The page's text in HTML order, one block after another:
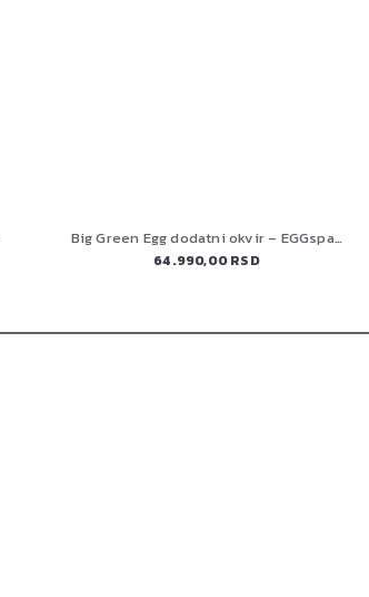
Big Green Egg dodatni okvir – EGGspander
64.990,00 RSD